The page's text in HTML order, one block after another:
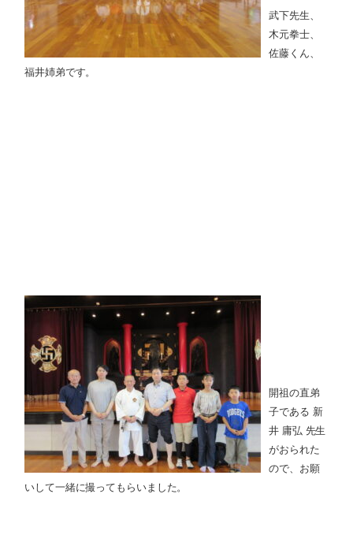
武下先生、
木元拳士、
佐藤くん、
福井姉弟です。
開祖の直弟
子である 新
井 庸弘 先生
がおられた
ので、お願
いして一緒に撮ってもらいました。